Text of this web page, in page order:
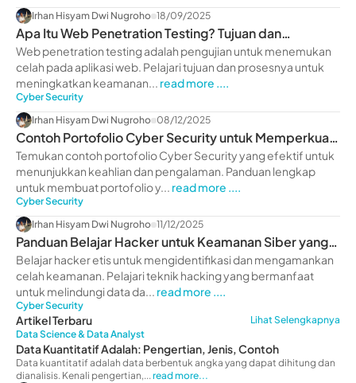
Irhan Hisyam Dwi Nugroho 18/09/2025
Apa Itu Web Penetration Testing? Tujuan dan
Prosesnya
Web penetration testing adalah pengujian untuk menemukan
celah pada aplikasi web. Pelajari tujuan dan prosesnya untuk
meningkatkan keamanan... read more ....
Cyber Security
Irhan Hisyam Dwi Nugroho 08/12/2025
Contoh Portofolio Cyber Security untuk Memperkuat
Karier
Temukan contoh portofolio Cyber Security yang efektif untuk
menunjukkan keahlian dan pengalaman. Panduan lengkap
untuk membuat portofolio y... read more ....
Cyber Security
Irhan Hisyam Dwi Nugroho 11/12/2025
Panduan Belajar Hacker untuk Keamanan Siber yang
Kuat
Belajar hacker etis untuk mengidentifikasi dan mengamankan
celah keamanan. Pelajari teknik hacking yang bermanfaat
untuk melindungi data da... read more ....
Cyber Security
Artikel Terbaru
Lihat Selengkapnya
Data Science & Data Analyst
Data Kuantitatif Adalah: Pengertian, Jenis, Contoh
Data kuantitatif adalah data berbentuk angka yang dapat dihitung dan
dianalisis. Kenali pengertian,...read more...